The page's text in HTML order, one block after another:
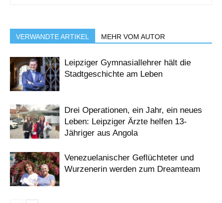
VERWANDTE ARTIKEL MEHR VOM AUTOR
Leipziger Gymnasiallehrer hält die
Stadtgeschichte am Leben
Drei Operationen, ein Jahr, ein neues
Leben: Leipziger Ärzte helfen 13-
Jähriger aus Angola
Venezuelanischer Geflüchteter und
Wurzenerin werden zum Dreamteam